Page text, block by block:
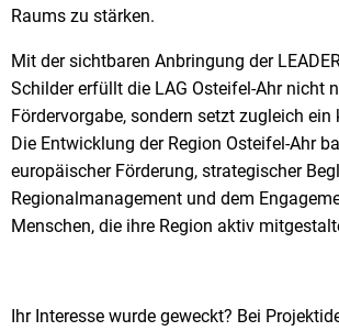
Raums zu stärken.
Mit der sichtbaren Anbringung der
Schilder erfüllt die LAG Osteifel-Ahr nicht
Fördervorgabe, sondern setzt zugleich ein
Die Entwicklung der Region Osteifel-Ahr
europäischer Förderung, strategischer
Regionalmanagement und dem
Menschen, die ihre Region aktiv
Ihr Interesse wurde geweckt? Bei